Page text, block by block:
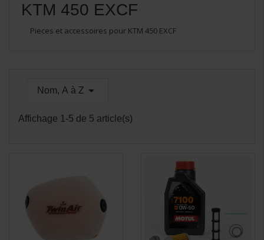
KTM 450 EXCF
Pieces et accessoires pour KTM 450 EXCF
Nom, A à Z 
Affichage 1-5 de 5 article(s)